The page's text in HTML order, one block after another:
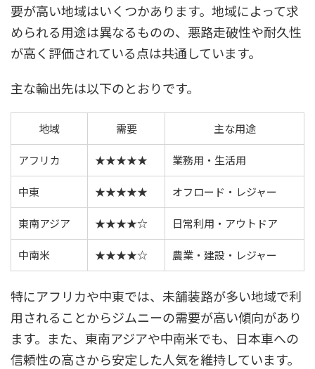
要が高い地域はいくつかあります。地域によって求
められる用途は異なるものの、悪路走破性や耐久性
が高く評価されている点は共通しています。
主な輸出先は以下のとおりです。
地域 需要 主な用途
アフリカ ★★★★★ 業務用・生活用
中東 ★★★★★ オフロード・レジャー
東南アジア ★★★★☆ 日常利用・アウトドア
中南米 ★★★★☆ 農業・建設・レジャー
特にアフリカや中東では、未舗装路が多い地域で利
用されることからジムニーの需要が高い傾向があり
ます。また、東南アジアや中南米でも、日本車への
信頼性の高さから安定した人気を維持しています。